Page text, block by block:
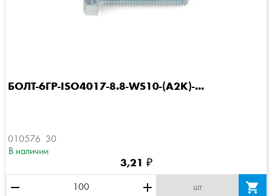
БОЛТ-6ГР-ISO4017-8.8-WS10-(A2K)-...
010576  30
В наличии
3,21 ₽
remove add шт 